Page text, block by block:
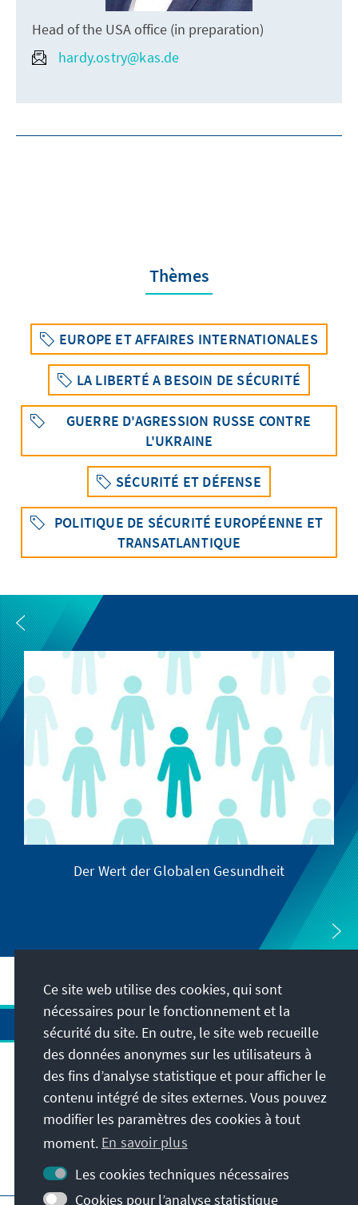
Head of the USA office (in preparation)
hardy.ostry@kas.de
Thèmes
EUROPE ET AFFAIRES INTERNATIONALES
LA LIBERTÉ A BESOIN DE SÉCURITÉ
GUERRE D'AGRESSION RUSSE CONTRE
L'UKRAINE
SÉCURITÉ ET DÉFENSE
POLITIQUE DE SÉCURITÉ EUROPÉENNE ET
TRANSATLANTIQUE
Der Wert der Globalen Gesundheit
Adresse
Contact
Visitez aussi
Ce site web utilise des cookies, qui sont
nécessaires pour le fonctionnement et la
sécurité du site. En outre, le site web recueille
des données anonymes sur les utilisateurs à
des fins d’analyse statistique et pour afficher le
contenu intégré de sites externes. Vous pouvez
modifier les paramètres des cookies à tout
moment. En savoir plus
Les cookies techniques nécessaires
Cookies pour l’analyse statistique